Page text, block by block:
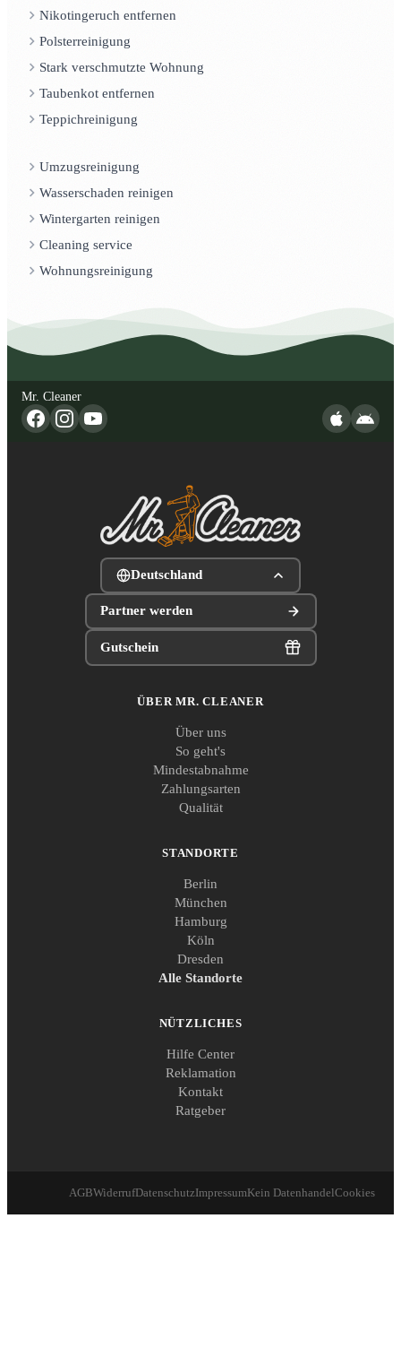
Nikotingeruch entfernen
Polsterreinigung
Stark verschmutzte Wohnung
Taubenkot entfernen
Teppichreinigung
Umzugsreinigung
Wasserschaden reinigen
Wintergarten reinigen
Cleaning service
Wohnungsreinigung
Mr. Cleaner
Deutschland
Partner werden
Gutschein
ÜBER MR. CLEANER
Über uns
So geht's
Mindestabnahme
Zahlungsarten
Qualität
STANDORTE
Berlin
München
Hamburg
Köln
Dresden
Alle Standorte
NÜTZLICHES
Hilfe Center
Reklamation
Kontakt
Ratgeber
AGBWiderrufDatenschutzImpressumKein DatenhandelCookies